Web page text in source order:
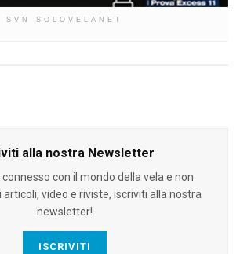
SVN SOLOVELANET
alla nostra Newsletter
con il mondo della vela e non
video e riviste, iscriviti alla nostra
newsletter!
ISCRIVITI